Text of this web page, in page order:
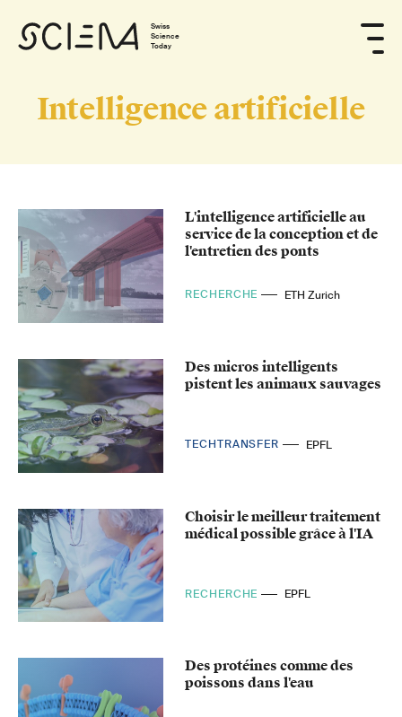
Swiss
Science
Today
Intelligence artificielle
L'intelligence artificielle au
service de la conception et de
l'entretien des ponts
RECHERCHE ETH Zurich
Des micros intelligents
pistent les animaux sauvages
TECHTRANSFER EPFL
Choisir le meilleur traitement
médical possible grâce à l'IA
RECHERCHE EPFL
Des protéines comme des
poissons dans l'eau